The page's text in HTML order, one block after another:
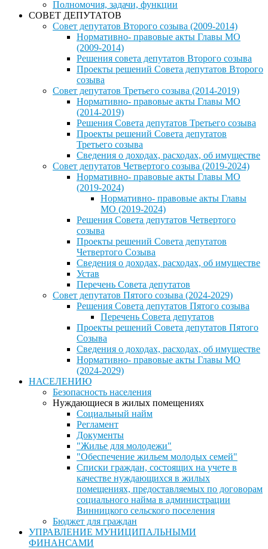
Полномочия, задачи, функции
СОВЕТ ДЕПУТАТОВ
Совет депутатов Второго созыва (2009-2014)
Нормативно- правовые акты Главы МО
(2009-2014)
Решения совета депутатов Второго созыва
Проекты решений Совета депутатов Второго
созыва
Совет депутатов Третьего созыва (2014-2019)
Нормативно- правовые акты Главы МО
(2014-2019)
Решения Совета депутатов Третьего созыва
Проекты решений Совета депутатов
Третьего созыва
Сведения о доходах, расходах, об имуществе
Совет депутатов Четвертого созыва (2019-2024)
Нормативно- правовые акты Главы МО
(2019-2024)
Нормативно- правовые акты Главы
МО (2019-2024)
Решения Совета депутатов Четвертого
созыва
Проекты решений Совета депутатов
Четвертого Созыва
Сведения о доходах, расходах, об имуществе
Устав
Перечень Совета депутатов
Совет депутатов Пятого созыва (2024-2029)
Решения Совета депутатов Пятого созыва
Перечень Совета депутатов
Проекты решений Совета депутатов Пятого
Созыва
Сведения о доходах, расходах, об имуществе
Нормативно- правовые акты Главы МО
(2024-2029)
НАСЕЛЕНИЮ
Безопасность населения
Нуждающиеся в жилых помещениях
Социальный найм
Регламент
Документы
"Жилье для молодежи"
"Обеспечение жильем молодых семей"
Списки граждан, состоящих на учете в
качестве нуждающихся в жилых
помещениях, предоставляемых по договорам
социального найма в администрации
Винницкого сельского поселения
Бюджет для граждан
УПРАВЛЕНИЕ МУНИЦИПАЛЬНЫМИ
ФИНАНСАМИ